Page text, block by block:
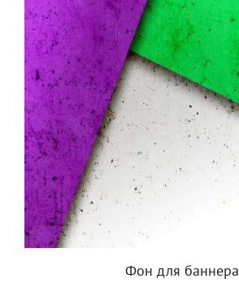
Фон для баннера